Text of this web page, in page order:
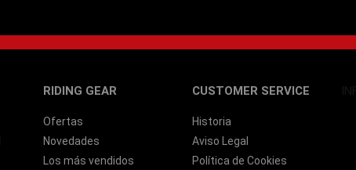
RIDING GEAR
Ofertas
Novedades
Los más vendidos
CUSTOMER SERVICE
Historia
Aviso Legal
Política de Cookies